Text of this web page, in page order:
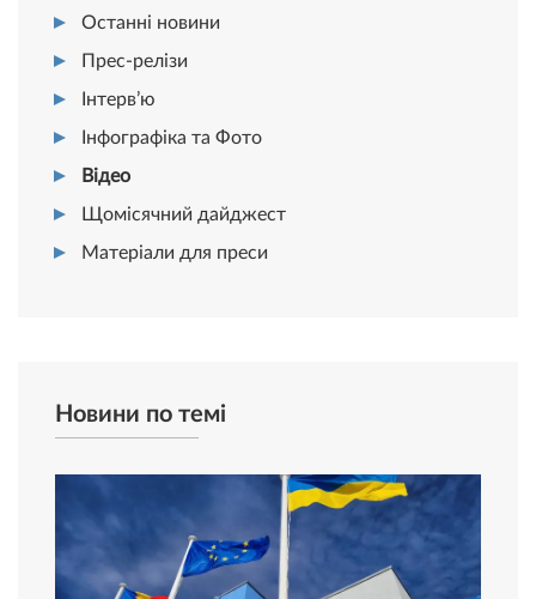
Останні новини
Прес-релізи
Інтерв’ю
Інфографіка та Фото
Відео
Щомісячний дайджест
Матеріали для преси
Новини по темі